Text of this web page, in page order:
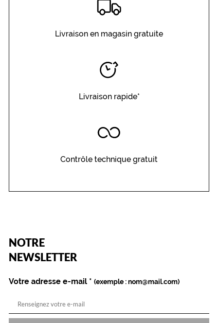
Livraison en magasin gratuite
Livraison rapide*
Contrôle technique gratuit
NOTRE
NEWSLETTER
Name
Votre adresse e-mail *
(Ce
champ
est
obligatoire)
(exemple : nom@mail.com)